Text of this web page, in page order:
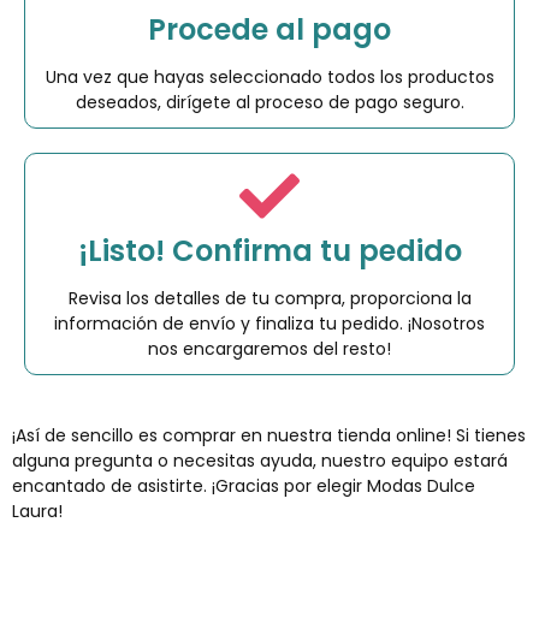
Procede al pago
Una vez que hayas seleccionado todos los productos
deseados, dirígete al proceso de pago seguro.
¡Listo! Confirma tu pedido
Revisa los detalles de tu compra, proporciona la
información de envío y finaliza tu pedido. ¡Nosotros
nos encargaremos del resto!
¡Así de sencillo es comprar en nuestra tienda online! Si tienes
alguna pregunta o necesitas ayuda, nuestro equipo estará
encantado de asistirte. ¡Gracias por elegir Modas Dulce
Laura!